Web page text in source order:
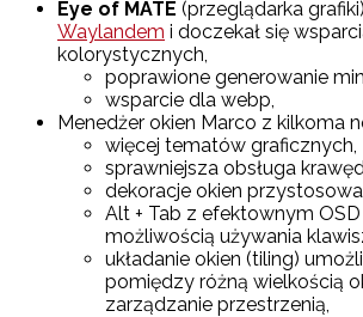
Eye of MATE (przeglądarka
Waylandem i doczekał się
kolorystycznych,
poprawione generowanie
wsparcie dla webp,
Menedżer okien Marco z kilkoma
więcej tematów graficznych,
sprawniejsza obsługa
dekoracje okien
Alt + Tab z efektownym OSD
możliwością używania
układanie okien (tiling)
pomiędzy różną wielkością
zarządzanie przestrzenią,